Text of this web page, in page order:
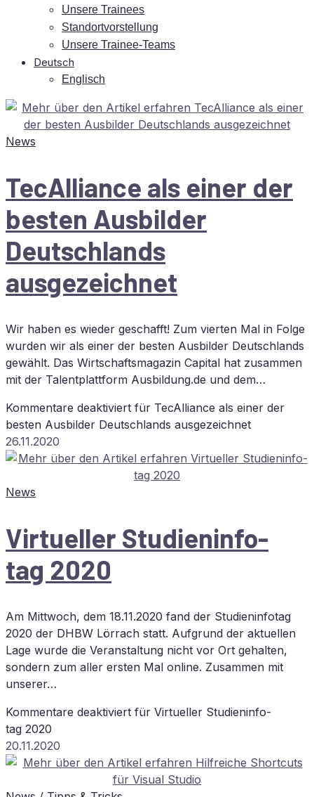
Un­se­re Trainees
Stand­ort­vor­stel­lung
Un­se­re Trainee-Teams
Deutsch
Eng­lisch
News
TecAlliance als ei­ner der
bes­ten Aus­bil­der
Deutsch­lands
ausgezeichnet
Wir haben es wieder geschafft! Zum vierten Mal in Folge
wurden wir als einer der besten Ausbilder Deutschlands
gewählt. Das Wirtschaftsmagazin Capital hat zusammen
mit der Talentplattform Ausbildung.de und dem…
Kommentare deaktiviert für TecAlliance als ei­ner der
bes­ten Aus­bil­der Deutsch­lands ausgezeichnet
26.11.2020
News
Vir­tu­el­ler Stu­di­en­in­fo­
tag 2020
Am Mittwoch, dem 18.11.2020 fand der Studieninfotag
2020 der DHBW Lörrach statt. Aufgrund der aktuellen
Lage wurde die Veranstaltung nicht vor Ort gehalten,
sondern zum aller ersten Mal online. Zusammen mit
unserer…
Kommentare deaktiviert für Vir­tu­el­ler Stu­di­en­in­fo­
tag 2020
20.11.2020